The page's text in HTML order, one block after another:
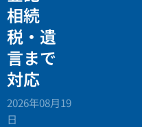
相続
税・遺
言まで
対応
2026年08月19
日